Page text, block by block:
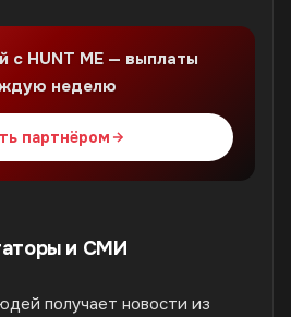
с HUNT ME — выплаты
неделю
партнёром
и СМИ
получает новости из